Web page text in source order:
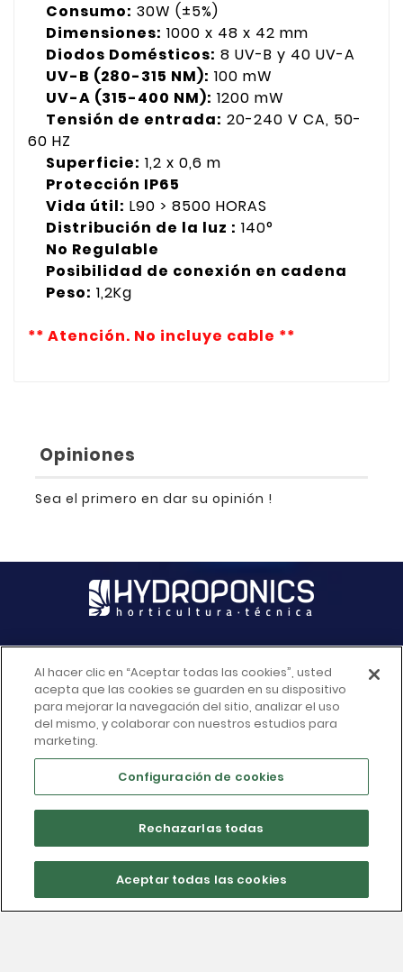
Consumo: 30W (±5%)
Dimensiones: 1000 x 48 x 42 mm
Diodos Domésticos: 8 UV-B y 40 UV-A
UV-B (280-315 NM): 100 mW
UV-A (315-400 NM): 1200 mW
Tensión de entrada: 20-240 V CA, 50-
60 HZ
Superficie: 1,2 x 0,6 m
Protección IP65
Vida útil: L90 > 8500 HORAS
Distribución de la luz : 140°
No Regulable
Posibilidad de conexión en cadena
Peso: 1,2Kg
** Atención. No incluye cable **
Opiniones
Sea el primero en dar su opinión !
INFORMACIÓN DE LA TIENDA
ACCESO RAPIDO
MÁS INFORMACIÓN 
SU CUENTA 
Al hacer clic en “Aceptar todas las cookies”, usted
acepta que las cookies se guarden en su dispositivo
para mejorar la navegación del sitio, analizar el uso
del mismo, y colaborar con nuestros estudios para
marketing.
Configuración de cookies
Rechazarlas todas
Aceptar todas las cookies